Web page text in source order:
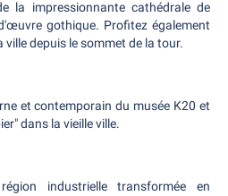
la impressionnante cathédrale de
gothique. Profitez également
depuis le sommet de la tour.
et contemporain du musée K20 et
dans la vieille ville.
industrielle transformée en